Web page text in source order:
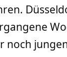
noch